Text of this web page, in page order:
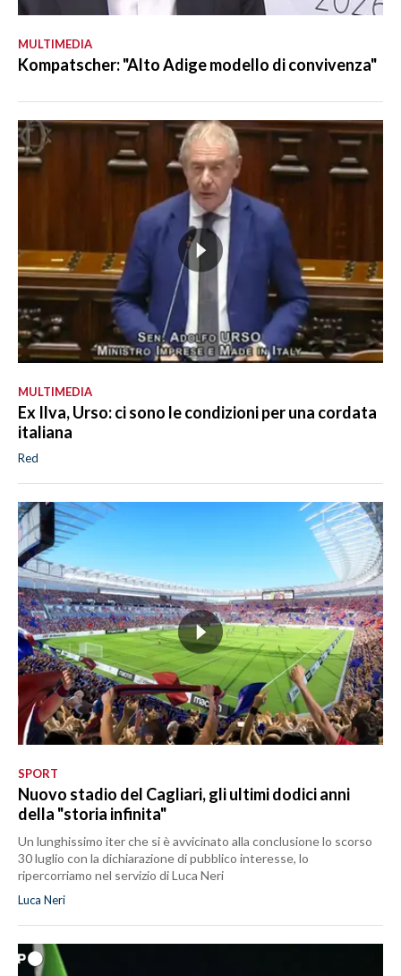
MULTIMEDIA
Kompatscher: "Alto Adige modello di convivenza"
MULTIMEDIA
Ex Ilva, Urso: ci sono le condizioni per una cordata
italiana
Red
SPORT
Nuovo stadio del Cagliari, gli ultimi dodici anni
della "storia infinita"
Un lunghissimo iter che si è avvicinato alla conclusione lo scorso
30 luglio con la dichiarazione di pubblico interesse, lo
ripercorriamo nel servizio di Luca Neri
Luca Neri